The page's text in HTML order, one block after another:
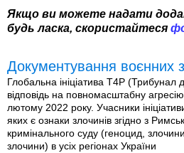
Якщо ви можете надати
будь ласка, скористайтеся
Документування воєнних
Глобальна ініціатива T4P (Трибунал
відповідь на повномасштабну
лютому 2022 року. Учасники
яких є ознаки злочинів згідно з
кримінального суду (геноцид,
злочини) в усіх регіонах України